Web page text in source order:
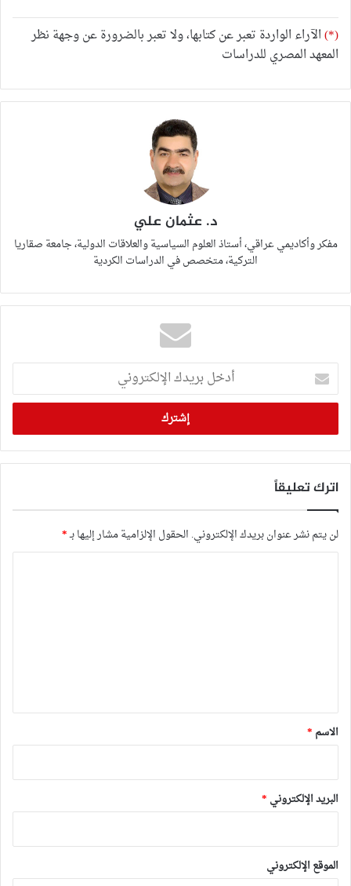
(*)الآراء الواردة تعبر عن كتابها، ولا تعبر بالضرورة عن وجهة نظر
المعهد المصري للدراسات
د. عثمان علي
مفكر وأكاديمي عراقي، أستاذ العلوم السياسية والعلاقات الدولية، جامعة صقاريا
التركية، متخصص في الدراسات الكردية
أدخل
بريدك
الإلكتروني
اترك تعليقاً
لن يتم نشر عنوان بريدك الإلكتروني. الحقول الإلزامية مشار إليها بـ*
*
الاسم *
البريد الإلكتروني *
الموقع الإلكتروني